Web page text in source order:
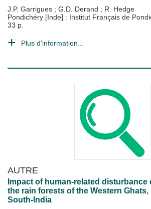
J.P. Garrigues ; G.D. Derand ; R. Hedge
Pondichéry [Inde] : Institut Français de
33 p.
Plus d'information...
AUTRE
Impact of human-related disturbance
the rain forests of the Western Ghats,
South-India